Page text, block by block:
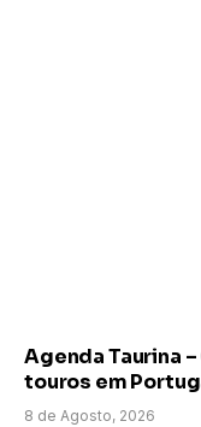
Agenda Taurina
touros em
8 de Agosto, 2026